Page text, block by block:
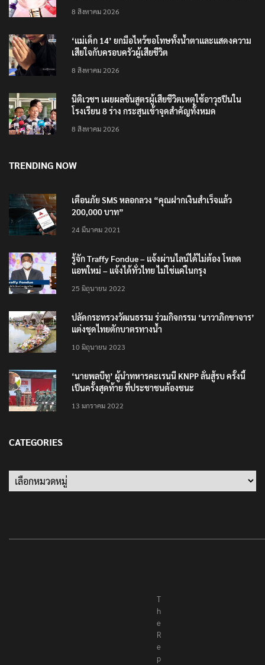
8 สิงหาคม 2026
‘แม่เด็ก 14’ ยกมือไหว้ขอโทษทั้งน้ำตาและแสดงความ
เสียใจกับครอบครัวผู้เสียชีวิต
8 สิงหาคม 2026
นิติเวชฯ เผยผลชันสูตรผู้เสียชีวิตเหตุใช้อาวุธปืนใน
โรงเรียน 8 ร่าง กระสุนเข้าจุดสำคัญทั้งหมด
8 สิงหาคม 2026
TRENDING NOW
เตือนภัย SMS หลอกลวง “คุณฝากเงินสำเร็จแล้ว
200,000 บาท”
24 มีนาคม 2021
รู้จัก Traffy Fondue – แจ้งผ่านไลน์ได้ไม่ต้อง โหลด
แอพใหม่ – แจ้งได้ทั่วไทย ไม่ใช่แค่ในกรุง
25 มิถุนายน 2022
ปลัดกระทรวงวัฒนธรรม ร่วมกิจกรรม ‘นาวาภิกขาจาร’
แต่งชุดไทยตักบาตรทางน้ำ
10 มิถุนายน 2023
‘นายพลบีทู’ ผู้นำทหารคะเรนนี KNPP ลั่นสู้รบ ครั้งนี้
เป็นครั้งสุดท้าย ที่ประชาชนต้องชนะ
13 มกราคม 2022
CATEGORIES
Categories
T
h
e
R
e
p